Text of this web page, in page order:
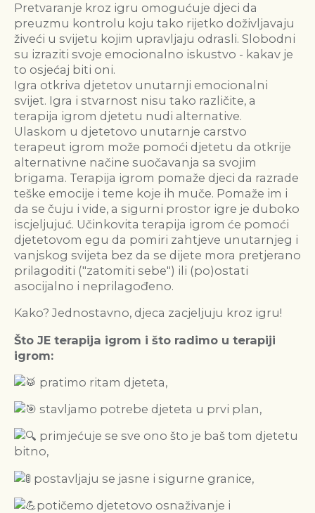
Pretvaranje kroz igru omogućuje djeci da
preuzmu kontrolu koju tako rijetko doživljavaju
živeći u svijetu kojim upravljaju odrasli. Slobodni
su izraziti svoje emocionalno iskustvo - kakav je
to osjećaj biti oni. ⁣
Igra otkriva djetetov unutarnji emocionalni
svijet. Igra i stvarnost nisu tako različite, a
terapija igrom djetetu nudi alternative.
Ulaskom u djetetovo unutarnje carstvo
terapeut igrom može pomoći djetetu da otkrije
alternativne načine suočavanja sa svojim
brigama.⁣ Terapija igrom pomaže djeci da razrade
teške emocije i teme koje ih muče. Pomaže im i
da se čuju i vide, a sigurni prostor igre je duboko
iscjeljujuć. Učinkovita terapija igrom će pomoći
djetetovom egu da pomiri zahtjeve unutarnjeg i
vanjskog svijeta bez da se dijete mora pretjerano
prilagoditi ("zatomiti sebe") ili (po)ostati
asocijalno i neprilagođeno.
Kako? Jednostavno, djeca zacjeljuju kroz igru!
Što JE terapija igrom i što radimo u terapiji
igrom:
pratimo ritam djeteta,
stavljamo potrebe djeteta u prvi plan,
primjećuje se sve ono što je baš tom djetetu
bitno,
postavljaju se jasne i sigurne granice,
potičemo djetetovo osnaživanje i